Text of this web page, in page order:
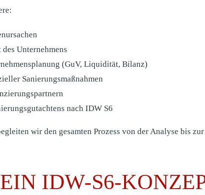
Unternehmens
(GuV, Liquidität, Bilanz)
Sanierungsmaßnahmen
nach IDW S6
wir den gesamten Prozess von der Analyse bis
IDW-S6-